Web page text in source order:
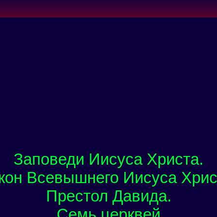
Заповеди Иисуса Христа.
Всевышнего Иисуса
Престол Давида.